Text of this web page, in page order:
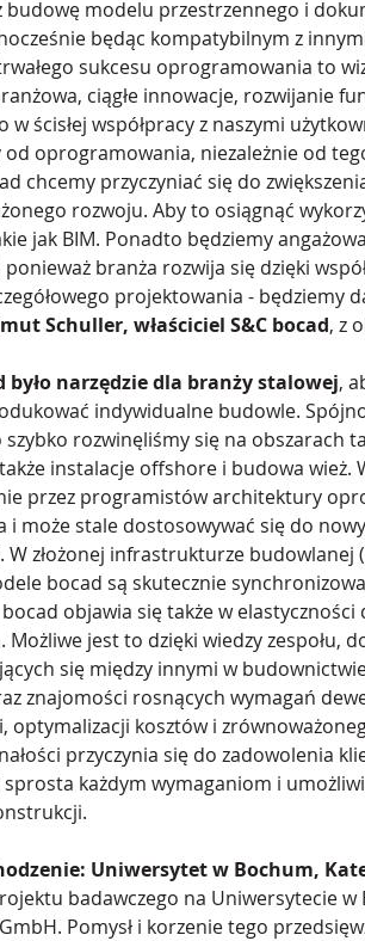
budowę modelu przestrzennego i
będąc kompatybilnym z
sukcesu oprogramowania to
ciągłe innowacje, rozwijanie
ścisłej współpracy z naszymi
od oprogramowania, niezależnie od
chcemy przyczyniać się do
rozwoju. Aby to osiągnąć
jak BIM. Ponadto będziemy
branża rozwija się dzięki
projektowania - będziemy
Schuller, właściciel S&C bocad, z
narzędzie dla branży stalowej,
indywidualne budowle.
rozwinęliśmy się na obszarach
instalacje offshore i budowa wież.
przez programistów architektury
i może stale dostosowywać się do
W złożonej infrastrukturze budowlanej
bocad są skutecznie
objawia się także w
jest to dzięki wiedzy zespołu,
się między innymi w
znajomości rosnących wymagań
optymalizacji kosztów i
przyczynia się do zadowolenia
każdym wymaganiom i
Uniwersytet w Bochum,
badawczego na Uniwersytecie w
Pomysł i korzenie tego